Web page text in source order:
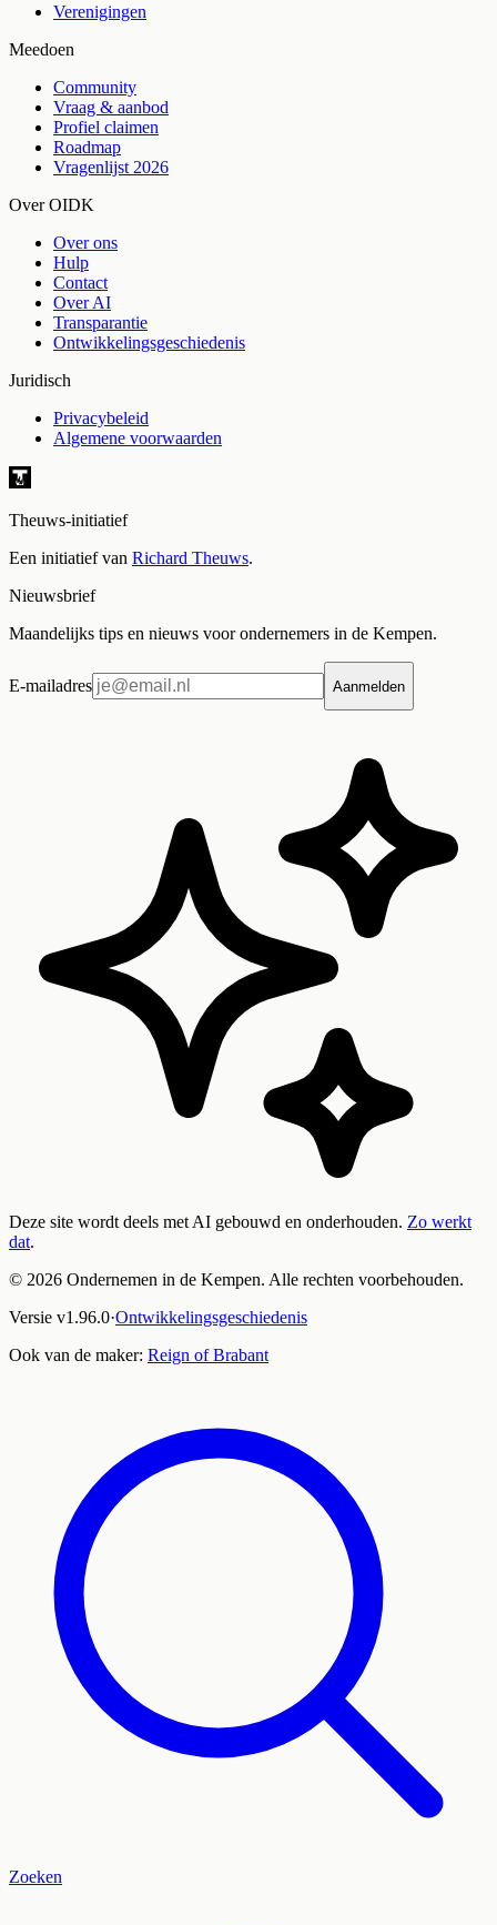
Verenigingen
Meedoen
Community
Vraag & aanbod
Profiel claimen
Roadmap
Vragenlijst 2026
Over OIDK
Over ons
Hulp
Contact
Over AI
Transparantie
Ontwikkelingsgeschiedenis
Juridisch
Privacybeleid
Algemene voorwaarden
Theuws-initiatief
Een initiatief van Richard Theuws.
Nieuwsbrief
Maandelijks tips en nieuws voor ondernemers in de Kempen.
E-mailadres Aanmelden
Deze site wordt deels met AI gebouwd en onderhouden. Zo werkt
dat.
© 2026 Ondernemen in de Kempen. Alle rechten voorbehouden.
Versie v1.96.0·Ontwikkelingsgeschiedenis
Ook van de maker: Reign of Brabant
Zoeken